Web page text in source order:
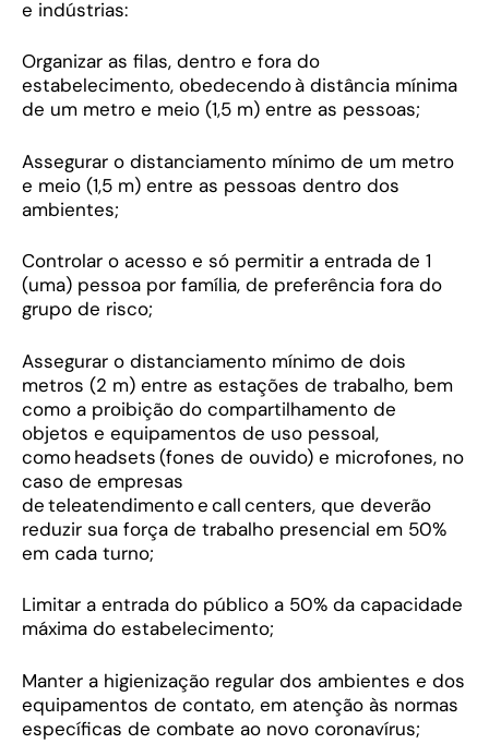
e indústrias:
Organizar as filas, dentro e fora do
estabelecimento, obedecendo à distância mínima
de um metro e meio (1,5 m) entre as pessoas;
Assegurar o distanciamento mínimo de um metro
e meio (1,5 m) entre as pessoas dentro dos
ambientes;
Controlar o acesso e só permitir a entrada de 1
(uma) pessoa por família, de preferência fora do
grupo de risco;
Assegurar o distanciamento mínimo de dois
metros (2 m) entre as estações de trabalho, bem
como a proibição do compartilhamento de
objetos e equipamentos de uso pessoal,
como headsets (fones de ouvido) e microfones, no
caso de empresas
de teleatendimento e call centers, que deverão
reduzir sua força de trabalho presencial em 50%
em cada turno;
Limitar a entrada do público a 50% da capacidade
máxima do estabelecimento;
Manter a higienização regular dos ambientes e dos
equipamentos de contato, em atenção às normas
específicas de combate ao novo coronavírus;